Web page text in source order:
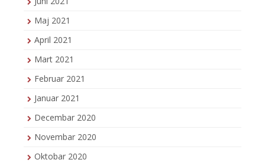
Maj 2021
April 2021
Mart 2021
Februar 2021
Januar 2021
Decembar 2020
Novembar 2020
Oktobar 2020